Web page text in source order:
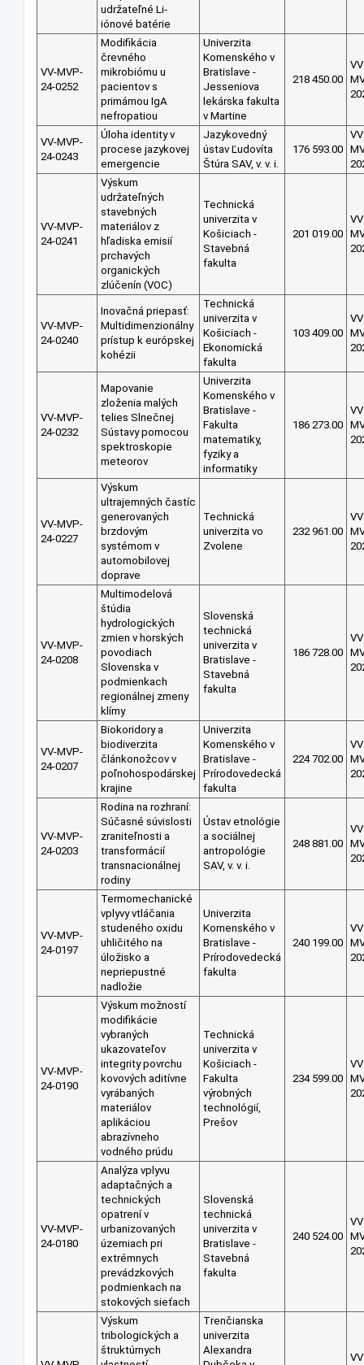
udržateľné Li-
iónové batérie
VV-MVP-
24-0252
Modifikácia
črevného
mikrobiómu u
pacientov s
primárnou IgA
nefropatiou
Univerzita
Komenského v
Bratislave -
Jesseniova
lekárska fakulta
v Martine
218 450.00
VV
VV-MVP-
24-0243
Úloha identity v
procese jazykovej
emergencie
Jazykovedný
ústav Ľudovíta
Štúra SAV, v. v. i.
176 593.00
VV
VV-MVP-
24-0241
Výskum
udržateľných
stavebných
materiálov z
hľadiska emisií
prchavých
organických
zlúčenín (VOC)
Technická
univerzita v
Košiciach -
Stavebná
fakulta
201 019.00
VV
VV-MVP-
24-0240
Inovačná priepasť:
Multidimenzionálny
prístup k európskej
kohézii
Technická
univerzita v
Košiciach -
Ekonomická
fakulta
103 409.00
VV
VV-MVP-
24-0232
Mapovanie
zloženia malých
telies Slnečnej
Sústavy pomocou
spektroskopie
meteorov
Univerzita
Komenského v
Bratislave -
Fakulta
matematiky,
fyziky a
informatiky
186 273.00
VV
VV-MVP-
24-0227
Výskum
ultrajemných častíc
generovaných
brzdovým
systémom v
automobilovej
doprave
Technická
univerzita vo
Zvolene
232 961.00
VV
VV-MVP-
24-0208
Multimodelová
štúdia
hydrologických
zmien v horských
povodiach
Slovenska v
podmienkach
regionálnej zmeny
klímy
Slovenská
technická
univerzita v
Bratislave -
Stavebná
fakulta
186 728.00
VV
VV-MVP-
24-0207
Biokoridory a
biodiverzita
článkonožcov v
poľnohospodárskej
krajine
Univerzita
Komenského v
Bratislave -
Prírodovedecká
fakulta
224 702.00
VV
VV-MVP-
24-0203
Rodina na rozhraní:
Súčasné súvislosti
zraniteľnosti a
transformácií
transnacionálnej
rodiny
Ústav etnológie
a sociálnej
antropológie
SAV, v. v. i.
248 881.00
VV
VV-MVP-
24-0197
Termomechanické
vplyvy vtláčania
studeného oxidu
uhličitého na
úložisko a
nepriepustné
nadložie
Univerzita
Komenského v
Bratislave -
Prírodovedecká
fakulta
240 199.00
VV
VV-MVP-
24-0190
Výskum možností
modifikácie
vybraných
ukazovateľov
integrity povrchu
kovových aditívne
vyrábaných
materiálov
aplikáciou
abrazívneho
vodného prúdu
Technická
univerzita v
Košiciach -
Fakulta
výrobných
technológií,
Prešov
234 599.00
VV
VV-MVP-
24-0180
Analýza vplyvu
adaptačných a
technických
opatrení v
urbanizovaných
územiach pri
extrémnych
prevádzkových
podmienkach na
stokových sieťach
Slovenská
technická
univerzita v
Bratislave -
Stavebná
fakulta
240 524.00
VV
Výskum
tribologických a
štruktúrnych
Trenčianska
univerzita
Alexandra
VV